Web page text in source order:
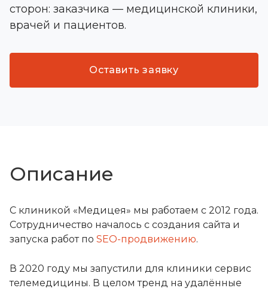
сторон: заказчика — медицинской клиники,
врачей и пациентов.
Оставить заявку
Описание
С клиникой «Медицея» мы работаем с 2012 года.
Сотрудничество началось с создания сайта и
запуска работ по SEO-продвижению.
В 2020 году мы запустили для клиники сервис
телемедицины. В целом тренд на удалённые